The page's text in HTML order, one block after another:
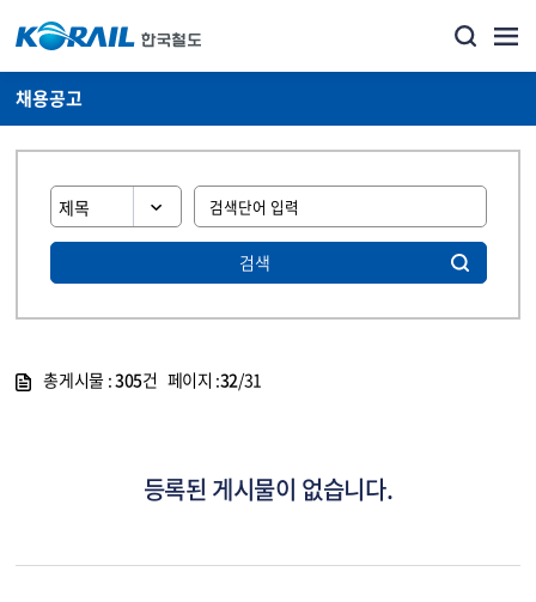
채용공고
검색
총게시물 :305건 페이지 :32/31
등록된 게시물이 없습니다.